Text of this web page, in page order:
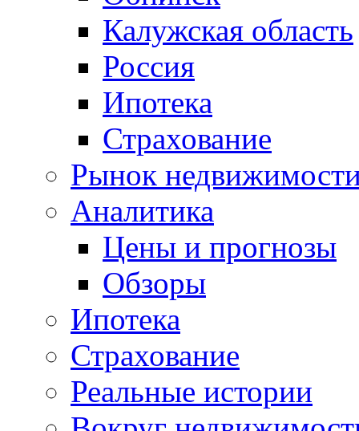
Калужская область
Россия
Ипотека
Страхование
Рынок
Аналитика
Цены и прогнозы
Обзоры
Ипотека
Страхование
Реальные истории